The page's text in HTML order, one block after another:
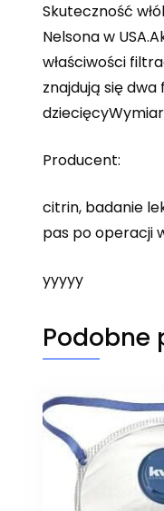
Skuteczność
Nelsona w
właściwości
znajdują się
Producent:
citrin, badanie
pas po operacji
yyyyy
Podobne